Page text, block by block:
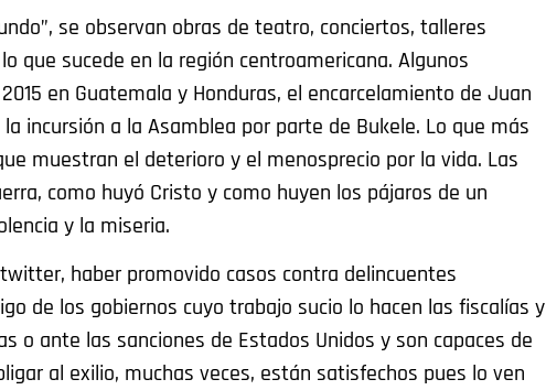
se observan obras de teatro, conciertos, talleres
que sucede en la región centroamericana. Algunos
en Guatemala y Honduras, el encarcelamiento de Juan
incursión a la Asamblea por parte de Bukele. Lo que más
muestran el deterioro y el menosprecio por la vida. Las
como huyó Cristo y como huyen los pájaros de un
y la miseria.
haber promovido casos contra delincuentes
de los gobiernos cuyo trabajo sucio lo hacen las fiscalías y
ante las sanciones de Estados Unidos y son capaces de
al exilio, muchas veces, están satisfechos pues lo ven